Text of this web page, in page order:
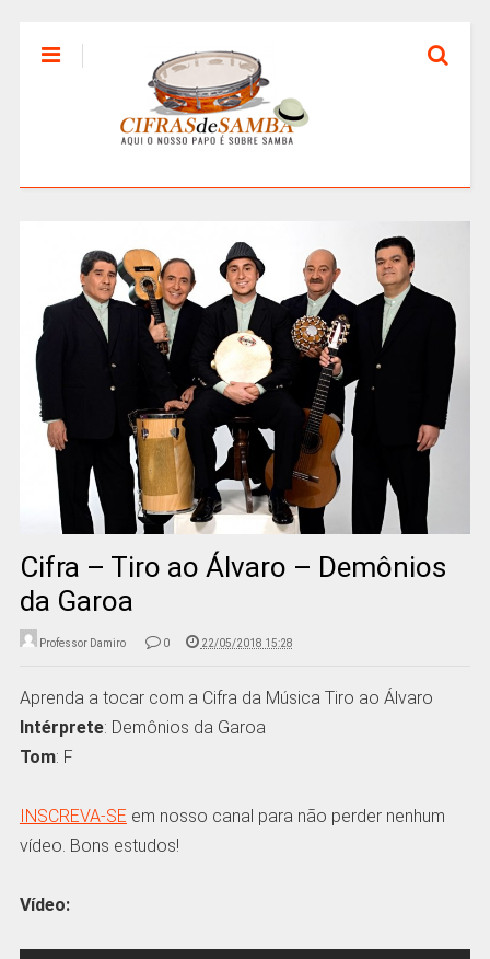
Cifra – Tiro ao Álvaro – Demônios
da Garoa
Professor Damiro 0 22/05/2018 15:28
Aprenda a tocar com a Cifra da Música Tiro ao Álvaro
Intérprete: Demônios da Garoa
Tom: F
INSCREVA-SE em nosso canal para não perder nenhum
vídeo. Bons estudos!
Vídeo: